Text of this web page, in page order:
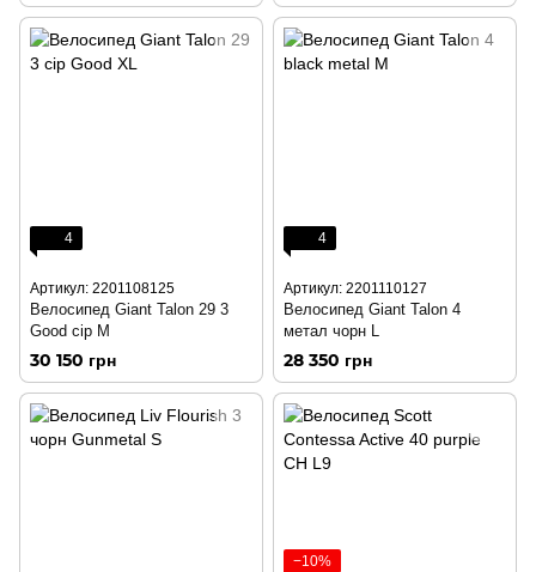
4
Артикул: 2201108125
Велосипед Giant Talon 29 3
Good сір M
30 150 грн
4
Артикул: 2201110127
Велосипед Giant Talon 4
метал чорн L
28 350 грн
−10%